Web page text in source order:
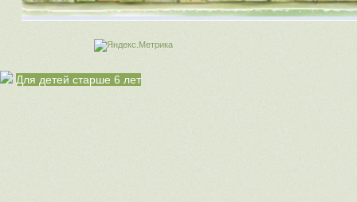
Для детей старше 6 лет